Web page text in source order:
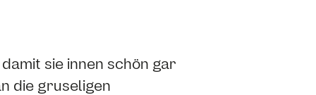
sie innen schön gar
die gruseligen